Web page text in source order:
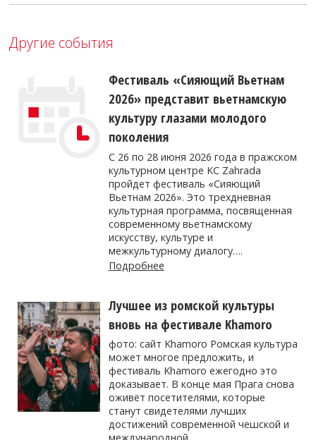
Другие события
Фестиваль «Сияющий Вьетнам
2026» представит вьетнамскую
культуру глазами молодого
поколения
С 26 по 28 июня 2026 года в пражском
культурном центре KC Zahrada
пройдет фестиваль «Сияющий
Вьетнам 2026». Это трехдневная
культурная программа, посвященная
современному вьетнамскому
искусству, культуре и
межкультурному диалогу….
Подробнее
Лучшее из ромской культуры
вновь на фестивале Khamoro
фото: сайт Khamoro Ромская культура
может многое предложить, и
фестиваль Khamoro ежегодно это
доказывает. В конце мая Прага снова
оживёт посетителями, которые
станут свидетелями лучших
достижений современной чешской и